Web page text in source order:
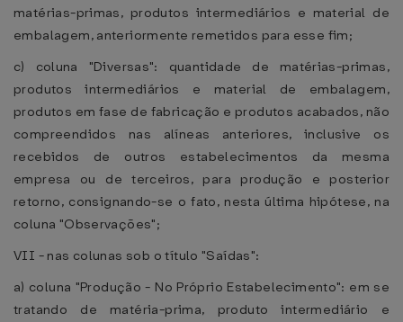
matérias-primas, produtos intermediários e material de
embalagem, anteriormente remetidos para esse fim;
c) coluna "Diversas": quantidade de matérias-primas,
produtos intermediários e material de embalagem,
produtos em fase de fabricação e produtos acabados, não
compreendidos nas alíneas anteriores, inclusive os
recebidos de outros estabelecimentos da mesma
empresa ou de terceiros, para produção e posterior
retorno, consignando-se o fato, nesta última hipótese, na
coluna "Observações";
VII - nas colunas sob o título "Saídas":
a) coluna "Produção - No Próprio Estabelecimento": em se
tratando de matéria-prima, produto intermediário e